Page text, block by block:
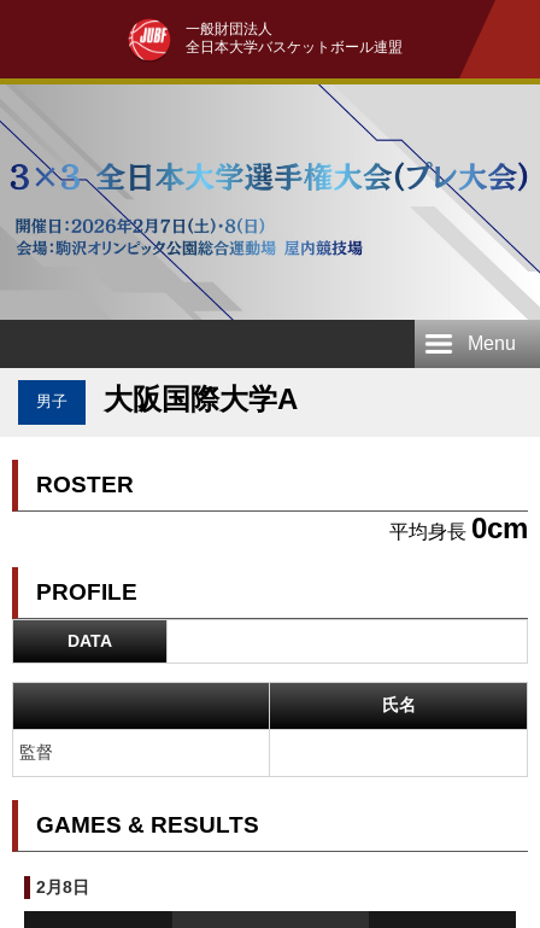
一般財団法人
全日本大学バスケットボール連盟
Menu
男子 大阪国際大学A
ROSTER
平均身長 0cm
PROFILE
DATA
氏名
監督
GAMES & RESULTS
2月8日